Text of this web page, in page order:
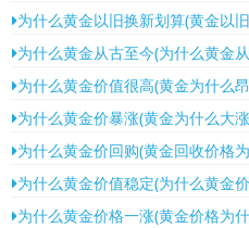
为什么黄金以旧换新划算(黄金以
为什么黄金从古至今(为什么黄金
为什么黄金价值很高(黄金为什么
为什么黄金价暴涨(黄金为什么大
为什么黄金价回购(黄金回收价格
为什么黄金价值稳定(为什么黄金
为什么黄金价格一涨(黄金价格为